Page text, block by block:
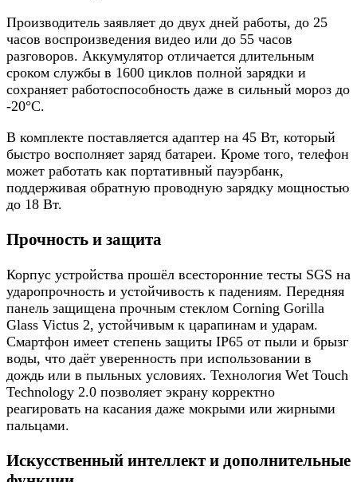
Производитель заявляет до двух дней работы, до 25
часов воспроизведения видео или до 55 часов
разговоров. Аккумулятор отличается длительным
сроком службы в 1600 циклов полной зарядки и
сохраняет работоспособность даже в сильный мороз до
-20°C.
В комплекте поставляется адаптер на 45 Вт, который
быстро восполняет заряд батареи. Кроме того, телефон
может работать как портативный пауэрбанк,
поддерживая обратную проводную зарядку мощностью
до 18 Вт.
Прочность и защита
Корпус устройства прошёл всесторонние тесты SGS на
ударопрочность и устойчивость к падениям. Передняя
панель защищена прочным стеклом Corning Gorilla
Glass Victus 2, устойчивым к царапинам и ударам.
Смартфон имеет степень защиты IP65 от пыли и брызг
воды, что даёт уверенность при использовании в
дождь или в пыльных условиях. Технология Wet Touch
Technology 2.0 позволяет экрану корректно
реагировать на касания даже мокрыми или жирными
пальцами.
Искусственный интеллект и дополнительные